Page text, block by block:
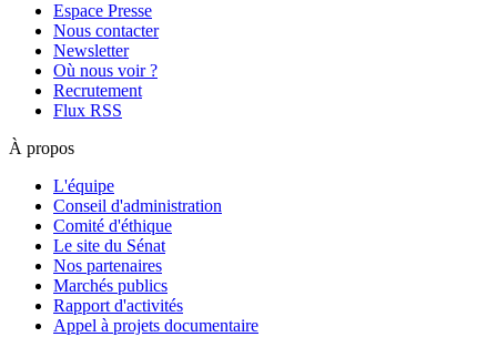
Espace Presse
Nous contacter
Newsletter
Où nous voir ?
Recrutement
Flux RSS
À propos
L'équipe
Conseil d'administration
Comité d'éthique
Le site du Sénat
Nos partenaires
Marchés publics
Rapport d'activités
Appel à projets documentaire